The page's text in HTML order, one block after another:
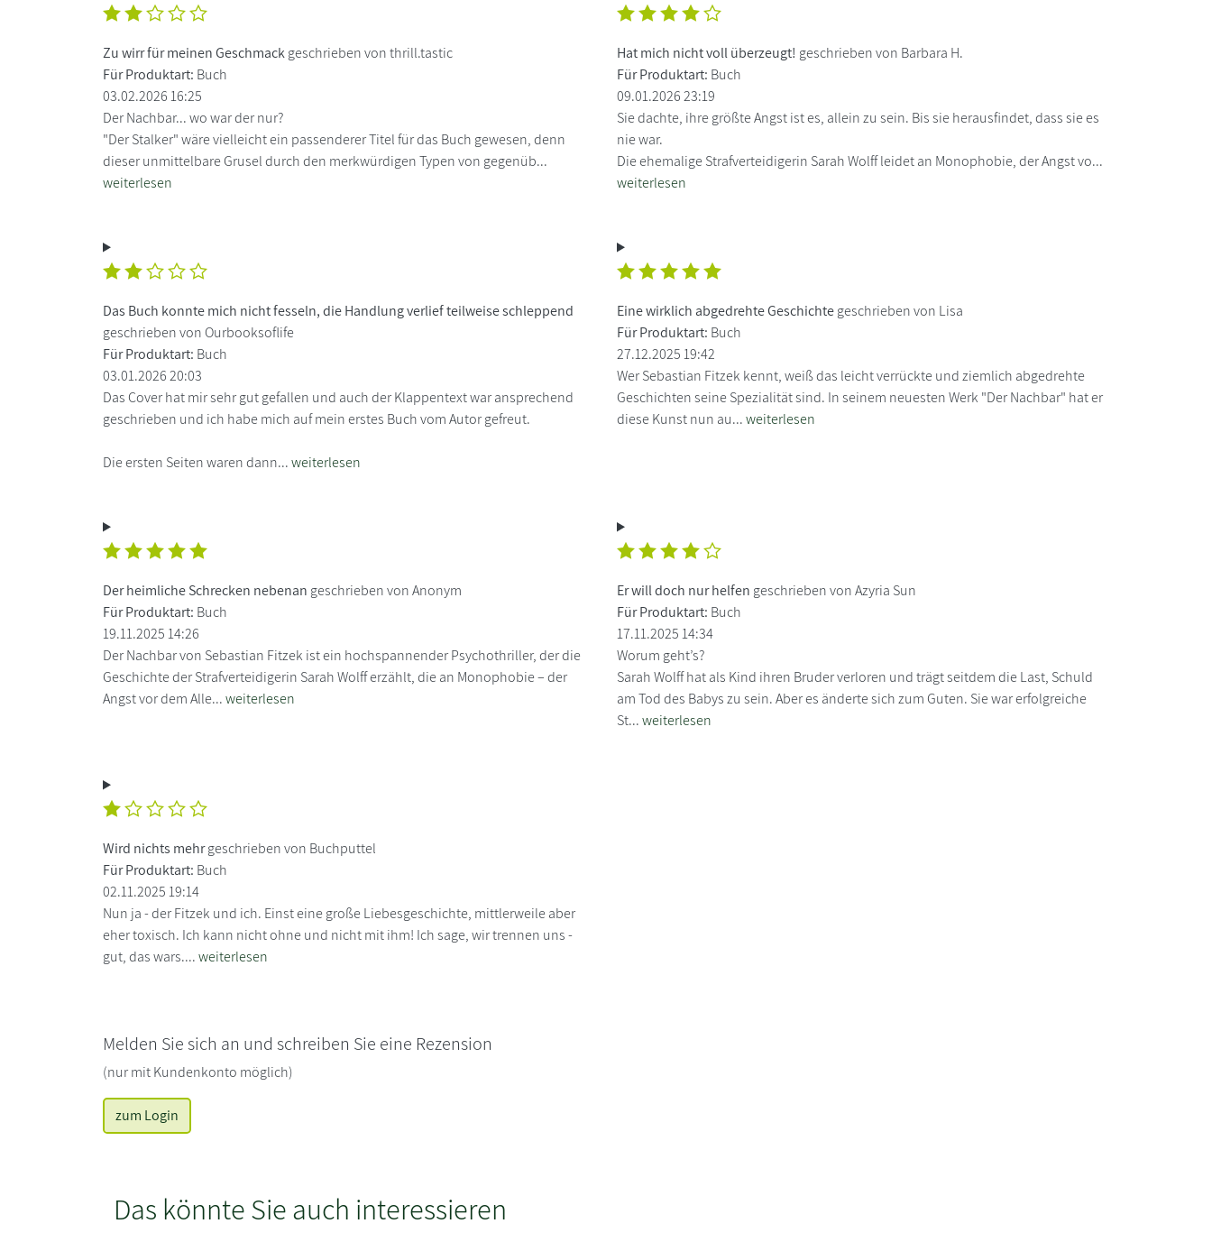
Zu wirr für meinen Geschmackgeschrieben von thrill.tastic
Für Produktart: Buch
03.02.2026 16:25
Der Nachbar... wo war der nur?
"Der Stalker" wäre vielleicht ein passenderer Titel für das Buch gewesen, denn
dieser unmittelbare Grusel durch den merkwürdigen Typen von gegenüb...
weiterlesen
Hat mich nicht voll überzeugt! geschrieben von Barbara H.
Für Produktart: Buch
09.01.2026 23:19
Sie dachte, ihre größte Angst ist es, allein zu sein. Bis sie herausfindet, dass sie es
nie war.
Die ehemalige Strafverteidigerin Sarah Wolff leidet an Monophobie, der Angst vo...
weiterlesen
Das Buch konnte mich nicht fesseln, die Handlung verlief teilweise schleppend
geschrieben von Ourbooksoflife
Für Produktart: Buch
03.01.2026 20:03
Das Cover hat mir sehr gut gefallen und auch der Klappentext war ansprechend
geschrieben und ich habe mich auf mein erstes Buch vom Autor gefreut.
Die ersten Seiten waren dann...weiterlesen
Eine wirklich abgedrehte Geschichtegeschrieben von Lisa
Für Produktart: Buch
27.12.2025 19:42
Wer Sebastian Fitzek kennt, weiß das leicht verrückte und ziemlich abgedrehte
Geschichten seine Spezialität sind. In seinem neuesten Werk "Der Nachbar" hat er
diese Kunst nun au...weiterlesen
Der heimliche Schrecken nebenan geschrieben von Anonym
Für Produktart: Buch
19.11.2025 14:26
Der Nachbar von Sebastian Fitzek ist ein hochspannender Psychothriller, der die
Geschichte der Strafverteidigerin Sarah Wolff erzählt, die an Monophobie – der
Angst vor dem Alle...weiterlesen
Er will doch nur helfen geschrieben von Azyria Sun
Für Produktart: Buch
17.11.2025 14:34
Worum geht’s?
Sarah Wolff hat als Kind ihren Bruder verloren und trägt seitdem die Last, Schuld
am Tod des Babys zu sein. Aber es änderte sich zum Guten. Sie war erfolgreiche
St...weiterlesen
Wird nichts mehrgeschrieben von Buchputtel
Für Produktart: Buch
02.11.2025 19:14
Nun ja - der Fitzek und ich. Einst eine große Liebesgeschichte, mittlerweile aber
eher toxisch. Ich kann nicht ohne und nicht mit ihm! Ich sage, wir trennen uns -
gut, das wars....weiterlesen
Melden Sie sich an und schreiben Sie eine Rezension
(nur mit Kundenkonto möglich)
zum Login
Das könnte Sie auch interessieren